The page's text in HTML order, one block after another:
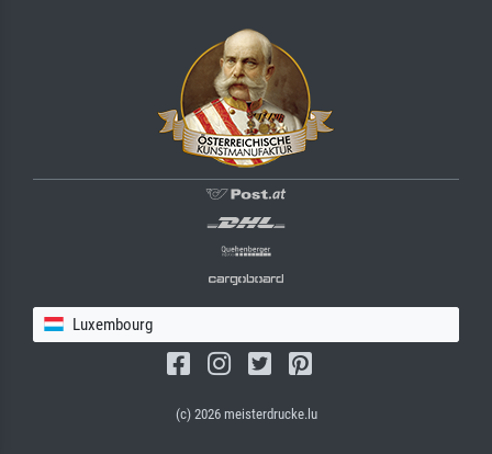
Luxembourg
(c) 2026 meisterdrucke.lu